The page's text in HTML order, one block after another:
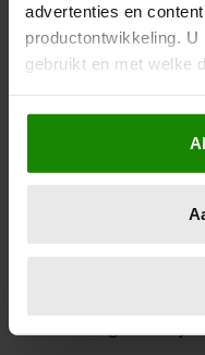
advertenties en
productontwikkeling.
gebruikt en met welke
Als u het toestaat,
Informatie
locatie, die tot een
scannen op
verwerkt en stel uw
intrekken in de